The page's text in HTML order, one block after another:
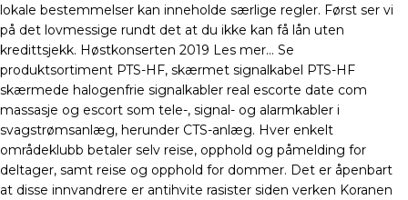
lokale bestemmelser kan inneholde særlige regler. Først ser vi
på det lovmessige rundt det at du ikke kan få lån uten
kredittsjekk. Høstkonserten 2019 Les mer… Se
produktsortiment PTS-HF, skærmet signalkabel PTS-HF
skærmede halogenfrie signalkabler real escorte date com
massasje og escort som tele-, signal- og alarmkabler i
svagstrømsanlæg, herunder CTS-anlæg. Hver enkelt
områdeklubb betaler selv reise, opphold og påmelding for
deltager, samt reise og opphold for dommer. Det er åpenbart
at disse innvandrere er antihvite rasister siden verken Koranen